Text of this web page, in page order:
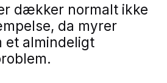
dækker normalt ikke
da myrer
et almindeligt